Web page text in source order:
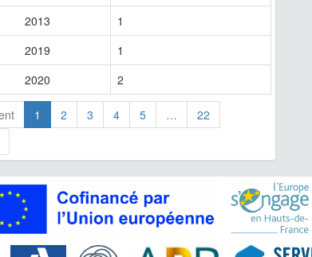
2013
1
2019
1
2020
2
1 2 3 4 5 … 22